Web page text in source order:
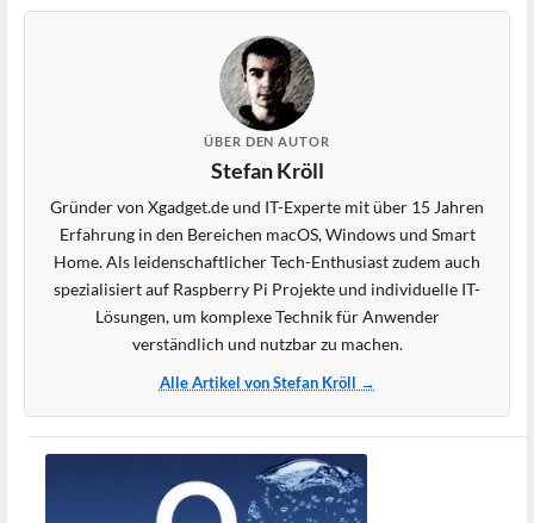
ÜBER DEN AUTOR
Stefan Kröll
Gründer von Xgadget.de und IT-Experte mit über 15 Jahren
Erfahrung in den Bereichen macOS, Windows und Smart
Home. Als leidenschaftlicher Tech-Enthusiast zudem auch
spezialisiert auf Raspberry Pi Projekte und individuelle IT-
Lösungen, um komplexe Technik für Anwender
verständlich und nutzbar zu machen.
Alle Artikel von Stefan Kröll →